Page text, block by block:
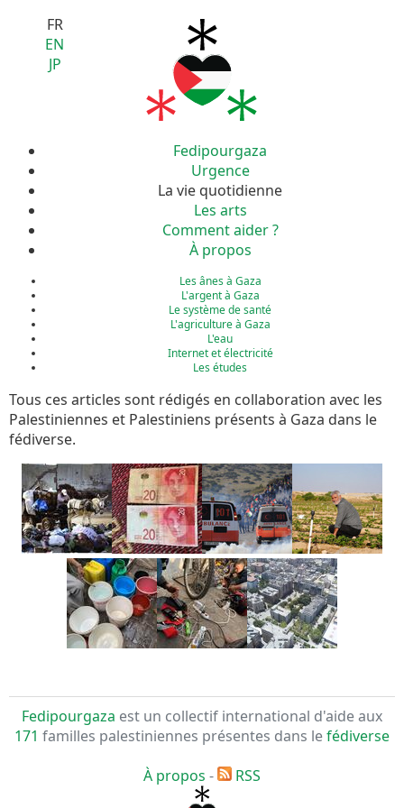
FR
EN
JP
Fedipourgaza
Urgence
La vie quotidienne
Les arts
Comment aider ?
À propos
Les ânes à Gaza
L'argent à Gaza
Le système de santé
L'agriculture à Gaza
L'eau
Internet et électricité
Les études
Tous ces articles sont rédigés en collaboration avec les
Palestiniennes et Palestiniens présents à Gaza dans le
fédiverse.
Fedipourgaza est un collectif international d'aide aux
171 familles palestiniennes présentes dans lefédiverse
À propos - RSS